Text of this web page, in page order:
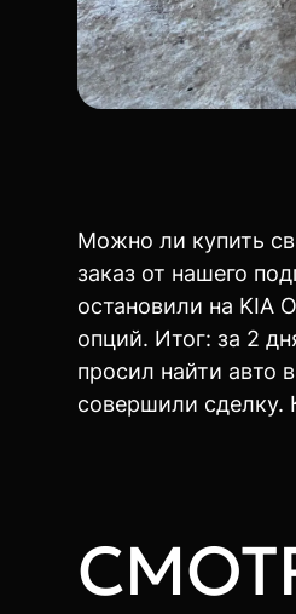
Можно ли купить
заказ от нашего
остановили на KIA
опций. Итог: за 2
просил найти авто
совершили сделку.